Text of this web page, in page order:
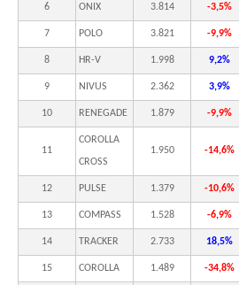
6 ONIX 3.814 -3,5%
7 POLO 3.821 -9,9%
8 HR-V 1.998 9,2%
9 NIVUS 2.362 3,9%
10 RENEGADE 1.879 -9,9%
11
COROLLA
CROSS
1.950 -14,6%
12 PULSE 1.379 -10,6%
13 COMPASS 1.528 -6,9%
14 TRACKER 2.733 18,5%
15 COROLLA 1.489 -34,8%